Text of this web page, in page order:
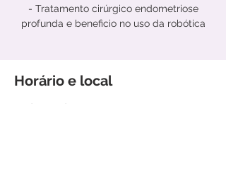
- Tratamento cirúrgico endometriose
profunda e beneficio no uso da robótica
Horário e local
23 de set. de 2020, 20:00